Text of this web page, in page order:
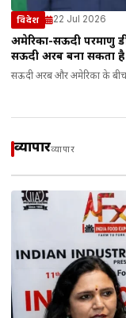
विदेश 22 Jul 2026
अमेरिका-सऊदी परमाणु
सऊदी अरब बना सकता
सऊदी अरब और अमेरिका के बीच
व्यापारव्यापार